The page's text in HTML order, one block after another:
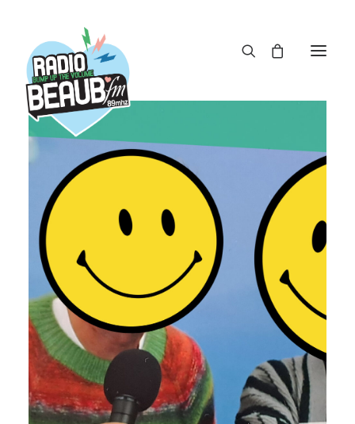
ACTUS
REPLAY
ÉMISSIONS
BOUTIQUE